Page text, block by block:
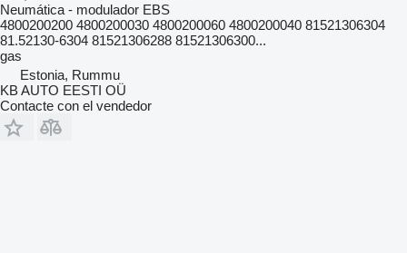
Neumática - modulador EBS
4800200200 4800200030 4800200060 4800200040 81521306304
81.52130-6304 81521306288 81521306300...
gas
Estonia, Rummu
KB AUTO EESTI OÜ
Contacte con el vendedor